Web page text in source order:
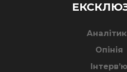
Опінія
Інтерв’ю